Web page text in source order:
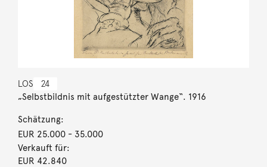
LOS 24
„Selbstbildnis mit aufgestützter Wange“. 1916
Schätzung:
EUR 25.000- 35.000
Verkauft für:
EUR 42.840